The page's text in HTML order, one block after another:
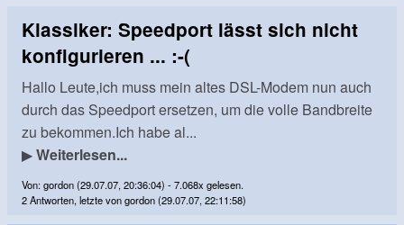
Klassiker: Speedport lässt sich nicht
konfigurieren ... :-(
Hallo Leute,ich muss mein altes DSL-Modem nun auch
durch das Speedport ersetzen, um die volle Bandbreite
zu bekommen.Ich habe al...
▶Weiterlesen...
Von: gordon (29.07.07, 20:36:04) - 7.068x gelesen.
2 Antworten, letzte von gordon (29.07.07, 22:11:58)